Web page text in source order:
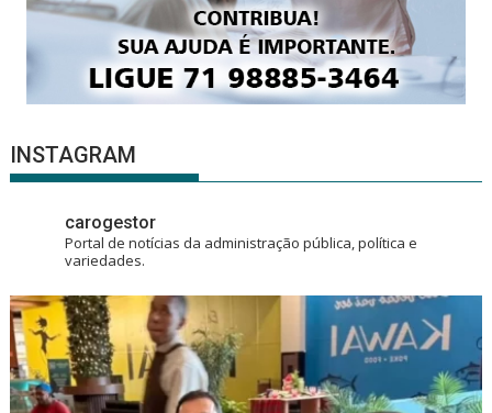
INSTAGRAM
carogestor
Portal de notícias da administração pública, política e
variedades.